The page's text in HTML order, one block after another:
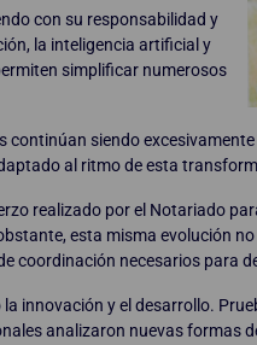
con su responsabilidad y
la inteligencia artificial y
simplificar numerosos
siendo
al ritmo de esta
realizado por el Notariado
esta misma evolución
coordinación necesarios para
innovación y el desarrollo.
analizaron nuevas formas